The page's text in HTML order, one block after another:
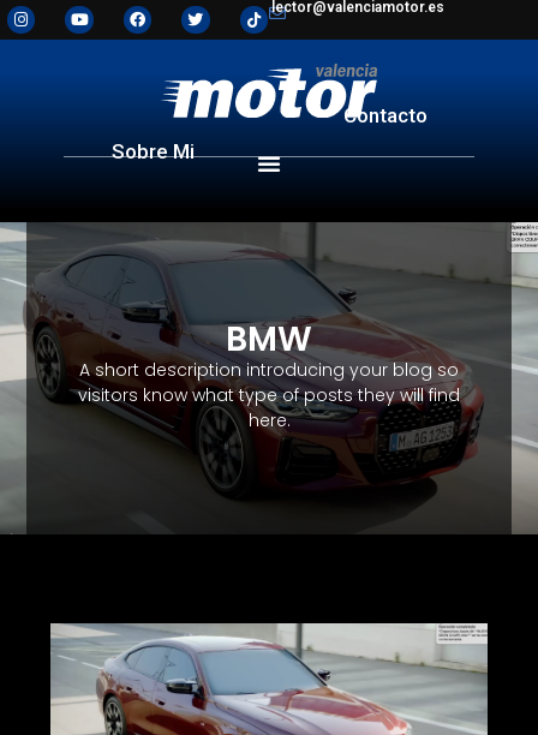
lector@valenciamotor.es
Sobre Mi
Contacto
BMW
A short description introducing your blog so
visitors know what type of posts they will find
here.